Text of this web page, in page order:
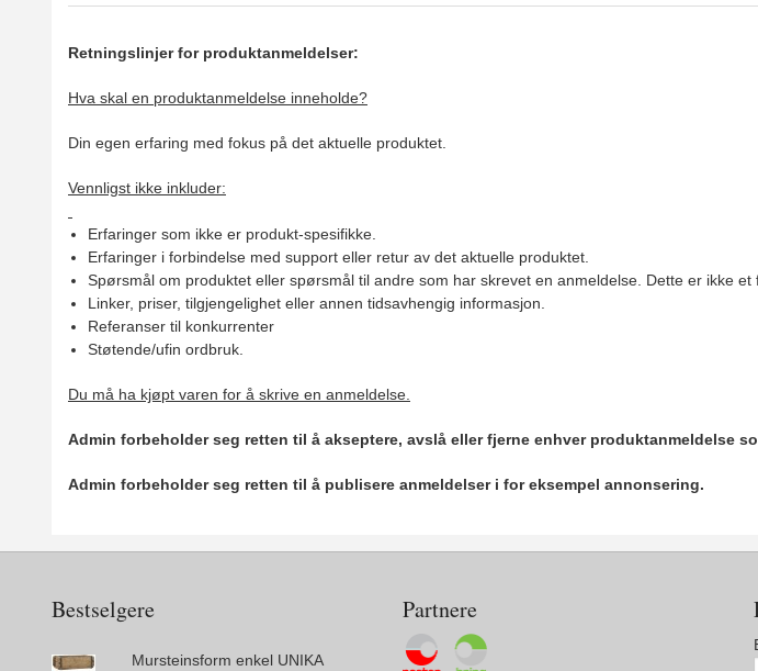
Retningslinjer for produktanmeldelser:
Hva skal en produktanmeldelse inneholde?
Din egen erfaring med fokus på det aktuelle produktet.
Vennligst ikke inkluder:
Erfaringer som ikke er produkt-spesifikke.
Erfaringer i forbindelse med support eller retur av det aktuelle produktet.
Spørsmål om produktet eller spørsmål til andre som har skrevet en anmeldelse. Dette er ikke et
Linker, priser, tilgjengelighet eller annen tidsavhengig informasjon.
Referanser til konkurrenter
Støtende/ufin ordbruk.
Du må ha kjøpt varen for å skrive en anmeldelse.
Admin forbeholder seg retten til å akseptere, avslå eller fjerne enhver produktanmeldelse
Admin forbeholder seg retten til å publisere anmeldelser i for eksempel annonsering.
Bestselgere
Mursteinsform enkel UNIKA
Partnere